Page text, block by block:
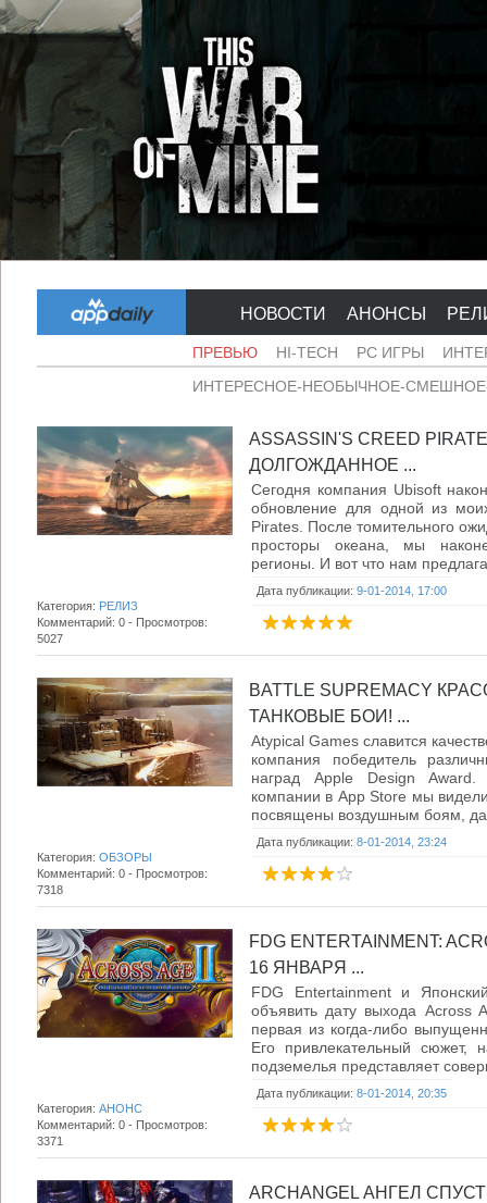
НОВОСТИ АНОНСЫ
ПРЕВЬЮ HI-TECH PC ИГРЫ
ИНТЕРЕСНОЕ-НЕОБЫЧНОЕ-
ASSASSIN'S CREED
ДОЛГОЖДАННОЕ ...
Сегодня компания Ubisoft
обновление для одной из
Pirates. После томительного
просторы океана, мы
регионы. И вот что нам
Дата публикации: 9-01-2014, 17:00
Категория: РЕЛИЗ
Комментарий: 0 - Просмотров:
5027
BATTLE SUPREMACY
ТАНКОВЫЕ БОИ! ...
Atypical Games славится
компания победитель
наград Apple Design
компании в App Store мы
посвящены воздушным боям,
Дата публикации: 8-01-2014, 23:24
Категория: ОБЗОРЫ
Комментарий: 0 - Просмотров:
7318
FDG ENTERTAINMENT:
16 ЯНВАРЯ ...
FDG Entertainment и
объявить дату выхода
первая из когда-либо
Его привлекательный сюжет,
подземелья представляет
Дата публикации: 8-01-2014, 20:35
Категория: АНОНС
Комментарий: 0 - Просмотров:
3371
ARCHANGEL АНГЕЛ